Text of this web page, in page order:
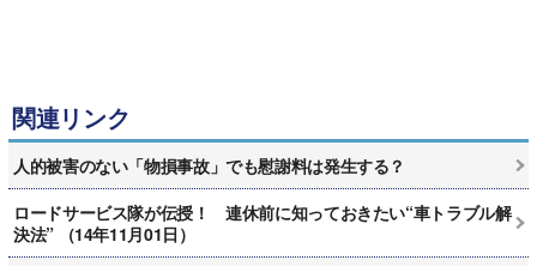
関連リンク
人的被害のない「物損事故」でも慰謝料は発生する？
ロードサービス隊が伝授！ 連休前に知っておきたい“車トラブル解
決法” （14年11月01日）